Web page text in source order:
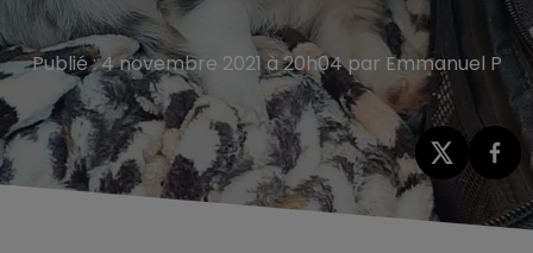
Publié : 4 novembre 2021 à 20h04 par Emmanuel P